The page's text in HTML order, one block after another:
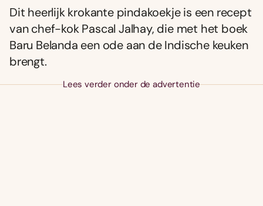
Dit heerlijk krokante pindakoekje is een recept
van chef-kok Pascal Jalhay, die met het boek
Baru Belanda een ode aan de Indische keuken
brengt.
Lees verder onder de advertentie